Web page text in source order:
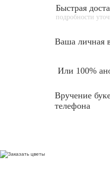
Быстрая
подробности
Ваша личная
Или 100%
Вручение
телефона